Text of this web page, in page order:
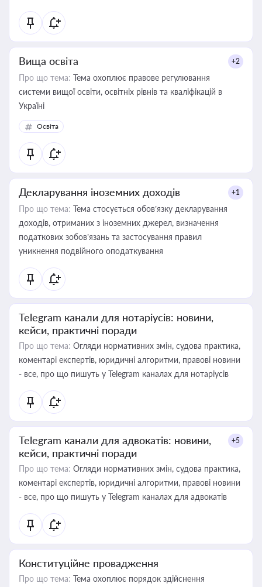
Вища освіта +2
Про що тема: Тема охоплює правове регулювання
системи вищої освіти, освітніх рівнів та кваліфікацій в
Україні
Освіта
Декларування іноземних доходів +1
Про що тема: Тема стосується обов’язку декларування
доходів, отриманих з іноземних джерел, визначення
податкових зобов’язань та застосування правил
уникнення подвійного оподаткування
Telegram канали для нотаріусів: новини,
кейси, практичні поради
Про що тема: Огляди нормативних змін, судова практика,
коментарі експертів, юридичні алгоритми, правові новини
- все, про що пишуть у Telegram каналах для нотаріусів
Telegram канали для адвокатів: новини,
кейси, практичні поради
+5
Про що тема: Огляди нормативних змін, судова практика,
коментарі експертів, юридичні алгоритми, правові новини
- все, про що пишуть у Telegram каналах для адвокатів
Конституційне провадження
Про що тема: Тема охоплює порядок здійснення